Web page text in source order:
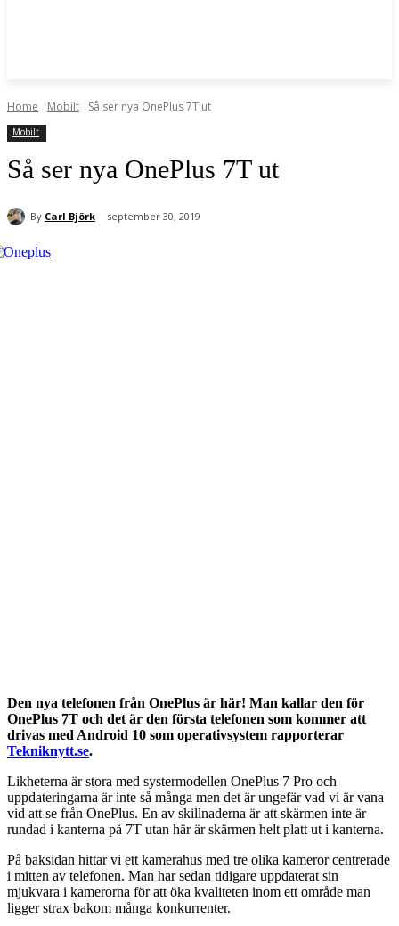
Home Mobilt Så ser nya OnePlus 7T ut
Mobilt
Så ser nya OnePlus 7T ut
By Carl Björk september 30, 2019
Den nya telefonen från OnePlus är här! Man kallar den för
OnePlus 7T och det är den första telefonen som kommer att
drivas med Android 10 som operativsystem rapporterar
Tekniknytt.se.
Likheterna är stora med systermodellen OnePlus 7 Pro och
uppdateringarna är inte så många men det är ungefär vad vi är vana
vid att se från OnePlus. En av skillnaderna är att skärmen inte är
rundad i kanterna på 7T utan här är skärmen helt platt ut i kanterna.
På baksidan hittar vi ett kamerahus med tre olika kameror centrerade
i mitten av telefonen. Man har sedan tidigare uppdaterat sin
mjukvara i kamerorna för att öka kvaliteten inom ett område man
ligger strax bakom många konkurrenter.